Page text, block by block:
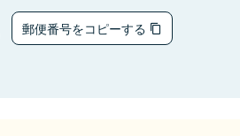
郵便番号をコピーする